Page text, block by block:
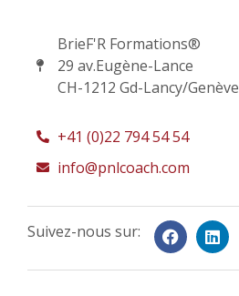
BrieF'R Formations®
29 av.Eugène-Lance
CH-1212 Gd-Lancy/Genève
+41 (0)22 794 54 54
info@pnlcoach.com
Suivez-nous sur: